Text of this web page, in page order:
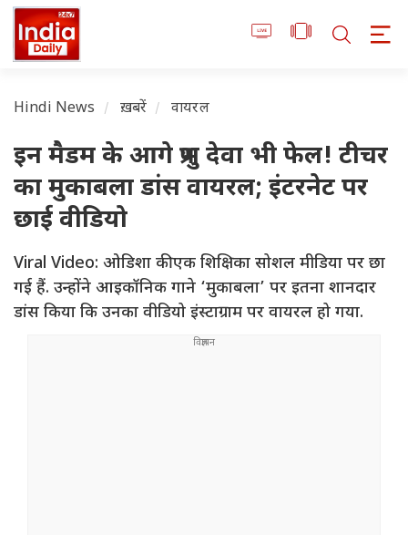
Hindi News ख़बरें वायरल
इन मैडम के आगे प्रभु देवा भी फेल! टीचर
का मुकाबला डांस वायरल; इंटरनेट पर
छाई वीडियो
Viral Video: ओडिशा की एक शिक्षिका सोशल मीडिया पर छा
गई हैं. उन्होंने आइकॉनिक गाने ‘मुकाबला’ पर इतना शानदार
डांस किया कि उनका वीडियो इंस्टाग्राम पर वायरल हो गया.